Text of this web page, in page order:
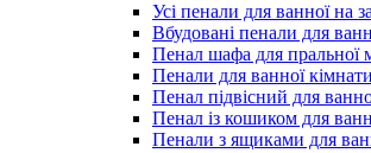
Усі пенали для ванної на
Вбудовані пенали для
Пенал шафа для пральної
Пенали для ванної
Пенал підвісний для
Пенал із кошиком для
Пенали з ящиками для